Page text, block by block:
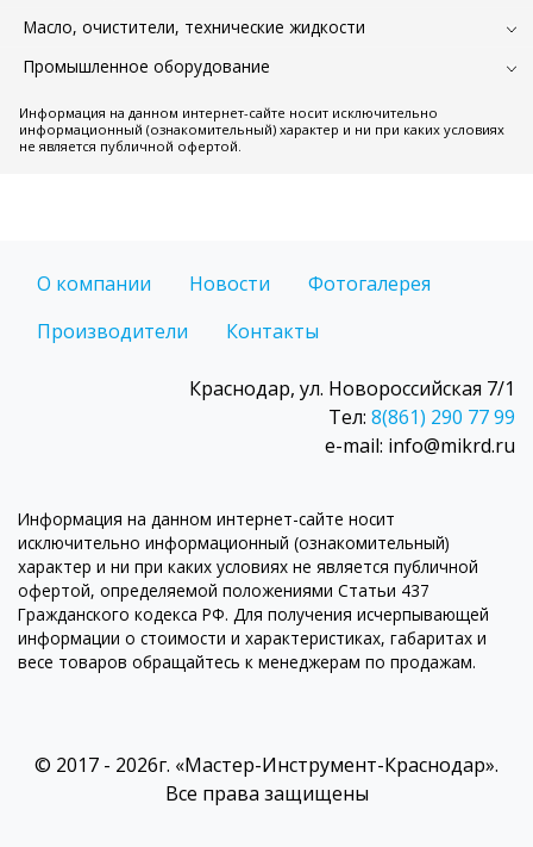
Масло, очистители, технические жидкости
Промышленное оборудование
Информация на данном интернет-сайте носит исключительно
информационный (ознакомительный) характер и ни при каких условиях
не является публичной офертой.
О компании Новости
Фотогалерея
Производители
Контакты
Краснодар, ул. Новороссийская 7/1
Тел: 8(861) 290 77 99
e-mail: info@mikrd.ru
Информация на данном интернет-сайте носит
исключительно информационный (ознакомительный)
характер и ни при каких условиях не является публичной
офертой, определяемой положениями Статьи 437
Гражданского кодекса РФ. Для получения исчерпывающей
информации о стоимости и характеристиках, габаритах и
весе товаров обращайтесь к менеджерам по продажам.
© 2017 - 2026г. «Мастер-Инструмент-Краснодар».
Все права защищены